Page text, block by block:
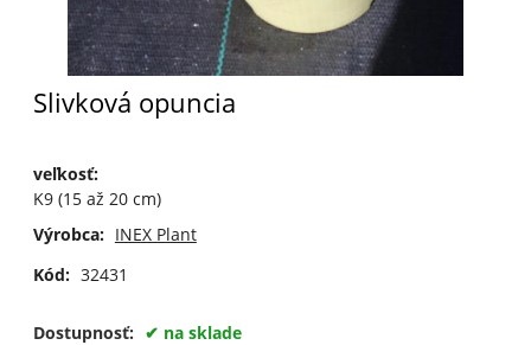
Slivková opuncia
veľkosť:
K9 (15 až 20 cm)
Výrobca: INEX Plant
Kód: 32431
Dostupnosť: na sklade